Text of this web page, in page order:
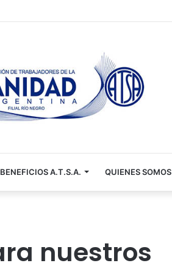
BENEFICIOS A.T.S.A. QUIENES SOMOS
nuestros